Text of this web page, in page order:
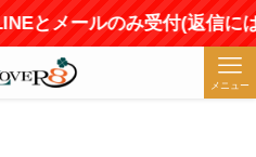
とメールのみ受付(返信に
メニュー